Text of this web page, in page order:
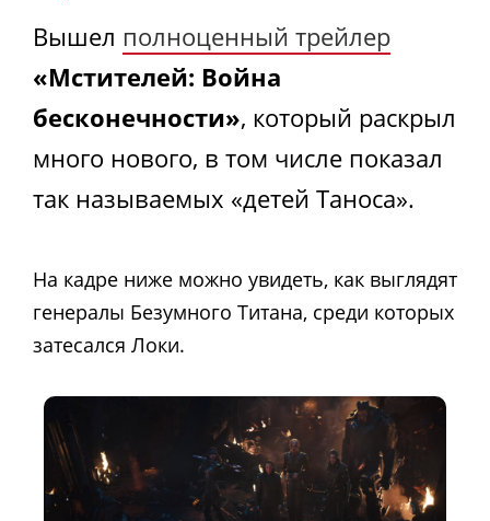
Вышел полноценный трейлер
«Мстителей: Война
бесконечности», который раскрыл
много нового, в том числе показал
так называемых «детей Таноса».
На кадре ниже можно увидеть, как выглядят
генералы Безумного Титана, среди которых
затесался Локи.